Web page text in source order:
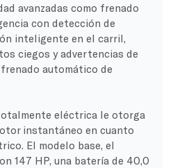
avanzadas como frenado
con detección de
inteligente en el carril,
ciegos y advertencias de
automático de
eléctrica le otorga
instantáneo en cuanto
El modelo base, el
147 HP, una batería de 40,0